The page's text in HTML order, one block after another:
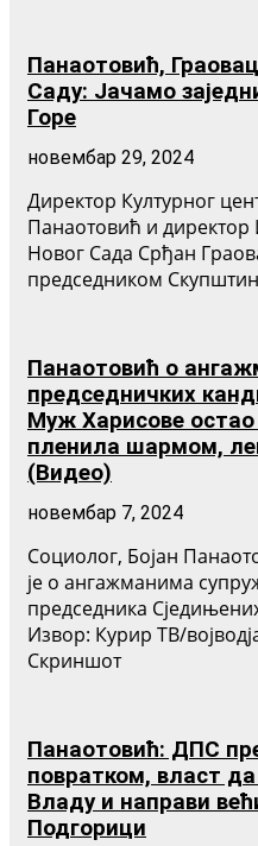
Панаотовић,
Саду: Јачамо
Горе
новембар 29, 2024
Директор Културног
Панаотовић и директор
Новог Сада Срђан
председником
Панаотовић о
председничких
Муж Харисове
пленила шармом,
(Видео)
новембар 7, 2024
Социолог, Бојан
је о ангажманима
председника
Извор: Курир ТВ/
Скриншот
Панаотовић: ДПС
повратком, власт
Владу и направи
Подгорици